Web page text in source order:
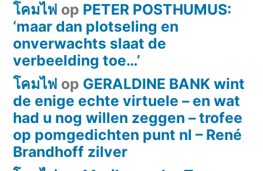
โคมไฟ op PETER POSTHUMUS:
‘maar dan plotseling en
onverwachts slaat de
verbeelding toe…’
โคมไฟ op GERALDINE BANK wint
de enige echte virtuele – en wat
had u nog willen zeggen – trofee
op pomgedichten punt nl – René
Brandhoff zilver